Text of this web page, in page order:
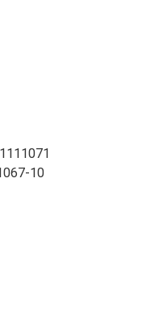
10